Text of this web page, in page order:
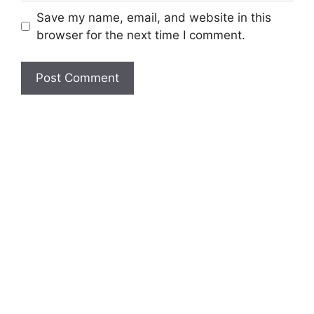
Save my name, email, and website in this
browser for the next time I comment.